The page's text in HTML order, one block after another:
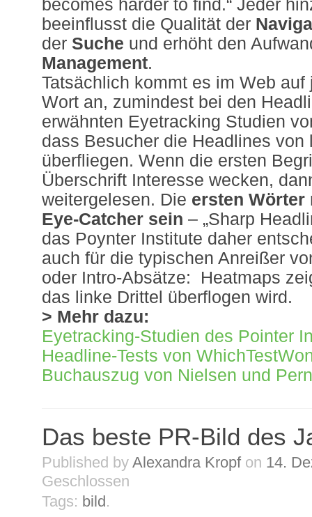
becomes harder to find.“ Jeder
beeinflusst die Qualität der
der Suche und erhöht den
Management.
Tatsächlich kommt es im Web auf
Wort an, zumindest bei den
erwähnten Eyetracking Studien
dass Besucher die Headlines von
überfliegen. Wenn die ersten
Überschrift Interesse wecken,
weitergelesen. Die ersten Wörter
Eye-Catcher sein – „Sharp
das Poynter Institute daher
auch für die typischen Anreißer
oder Intro-Absätze: Heatmaps
das linke Drittel überflogen wird.
> Mehr dazu:
Eyetracking-Studien des Pointer
Headline-Tests von
Buchauszug von Nielsen und
Das beste PR-Bild des
Published by Alexandra Kropf on 14.
Geschlossen
Tags: bild .